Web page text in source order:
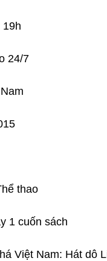
24/7
thao
1 cuốn sách
Việt Nam: Hát dô